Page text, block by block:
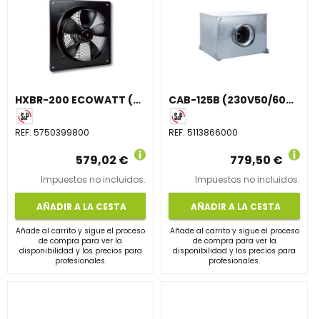
HXBR-200 ECOWATT (230V50/60HZ) VE
REF: 5750399800
579,02 €
Impuestos no incluidos.
AÑADIR A LA CESTA
Añade al carrito y sigue el proceso
de compra para ver la
disponibilidad y los precios para
profesionales.
CAB-125B (230V50/60HZ) R8
REF:5113866000
779,50 €
Impuestos no incluidos.
AÑADIR A LA CESTA
Añade al carrito y sigue el proceso
de compra para ver la
disponibilidad y los precios para
profesionales.